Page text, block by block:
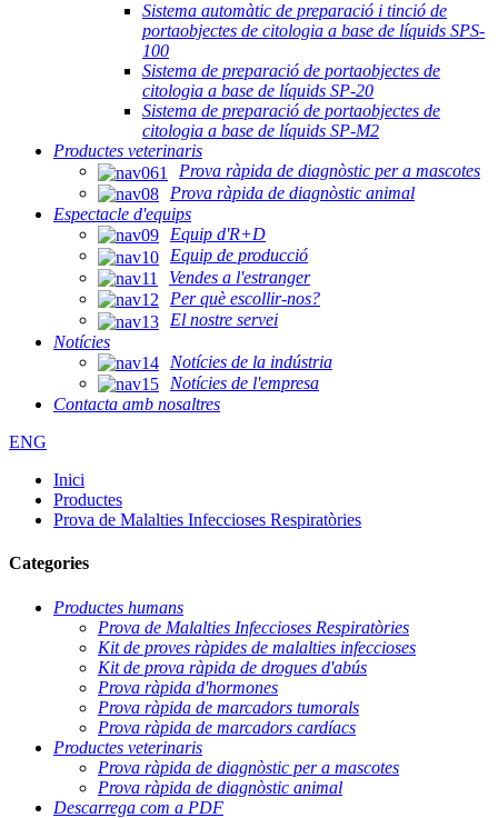
Sistema automàtic de preparació i tinció de
portaobjectes de citologia a base de líquids SPS-
100
Sistema de preparació de portaobjectes de
citologia a base de líquids SP-20
Sistema de preparació de portaobjectes de
citologia a base de líquids SP-M2
Productes veterinaris
Prova ràpida de diagnòstic per a mascotes
Prova ràpida de diagnòstic animal
Espectacle d'equips
Equip d'R+D
Equip de producció
Vendes a l'estranger
Per què escollir-nos?
El nostre servei
Notícies
Notícies de la indústria
Notícies de l'empresa
Contacta amb nosaltres
ENG
Inici
Productes
Prova de Malalties Infeccioses Respiratòries
Categories
Productes humans
Prova de Malalties Infeccioses Respiratòries
Kit de proves ràpides de malalties infeccioses
Kit de prova ràpida de drogues d'abús
Prova ràpida d'hormones
Prova ràpida de marcadors tumorals
Prova ràpida de marcadors cardíacs
Productes veterinaris
Prova ràpida de diagnòstic per a mascotes
Prova ràpida de diagnòstic animal
Descarrega com a PDF